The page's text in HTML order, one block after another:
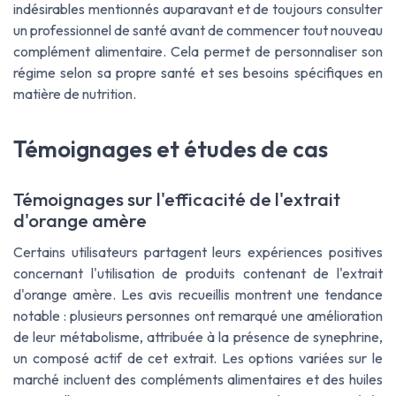
indésirables mentionnés auparavant et de toujours consulter
un professionnel de santé avant de commencer tout nouveau
complément alimentaire. Cela permet de personnaliser son
régime selon sa propre santé et ses besoins spécifiques en
matière de nutrition.
Témoignages et études de cas
Témoignages sur l'efficacité de l'extrait
d'orange amère
Certains utilisateurs partagent leurs expériences positives
concernant l'utilisation de produits contenant de l'extrait
d'orange amère. Les avis recueillis montrent une tendance
notable : plusieurs personnes ont remarqué une amélioration
de leur métabolisme, attribuée à la présence de synephrine,
un composé actif de cet extrait. Les options variées sur le
marché incluent des compléments alimentaires et des huiles